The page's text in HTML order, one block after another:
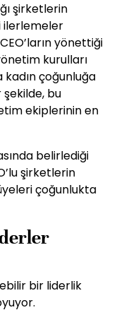
şirketlerin
ilerlemeler
yönettiği
kurulları
kadın çoğunluğa
bu
ekiplerinin en
belirlediği
şirketlerin
çoğunlukta
bir liderlik